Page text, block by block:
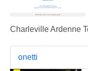
Charleville Ardenne
onetti